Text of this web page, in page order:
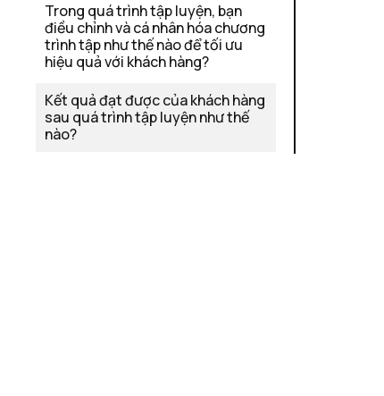
Trong quá trình tập luyện, bạn
điều chỉnh và cá nhân hóa chương
trình tập như thế nào để tối ưu
hiệu quả với khách hàng?
Kết quả đạt được của khách hàng
sau quá trình tập luyện như thế
nào?